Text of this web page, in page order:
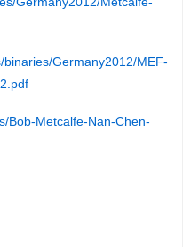
Germany2012/MEF-
Bob-Metcalfe-Nan-Chen-